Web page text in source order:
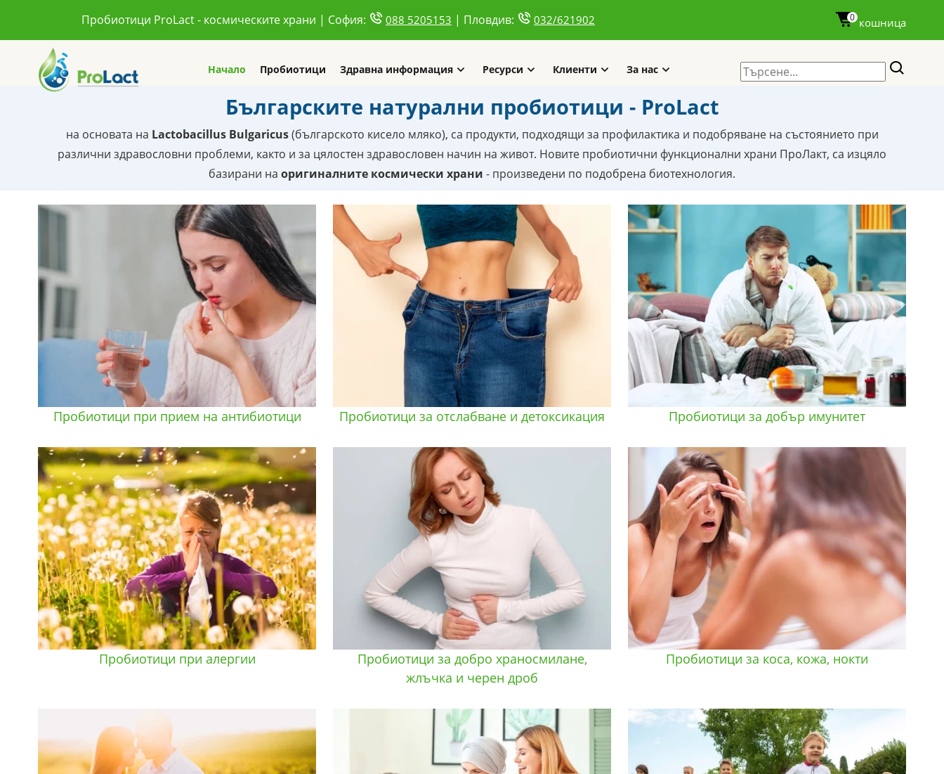
Пробиотици ProLact - космическите храни | София: 088 5205153 | Пловдив: 032/621902 кошница
0
Начало Пробиотици Здравна информация Ресурси Клиенти За нас
Българските натурални пробиотици - ProLact
на основата на Lactobacillus Bulgaricus(българското кисело мляко), са продукти, подходящи за профилактика и подобряване на състоянието при
различни здравословни проблеми, както и за цялостен здравословен начин на живот. Новите пробиотични функционални храни ПроЛакт, са изцяло
базирани на оригиналните космически храни - произведени по подобрена биотехнология.
Пробиотици при прием на антибиотици Пробиотици за отслабване и детоксикация Пробиотици за добър имунитет
Пробиотици при алергии
Пробиотици за добро храносмилане,
жлъчка и черен дроб
Пробиотици за коса, кожа, нокти